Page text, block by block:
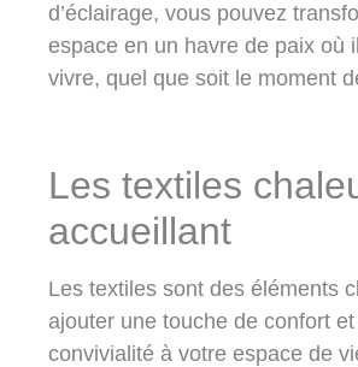
d’éclairage, vous pouvez
espace en un havre de paix où
vivre, quel que soit le moment
Les textiles
accueillant
Les textiles sont des éléments
ajouter une touche de confort
convivialité à votre espace de